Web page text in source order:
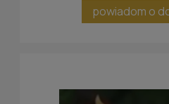
powiadom o